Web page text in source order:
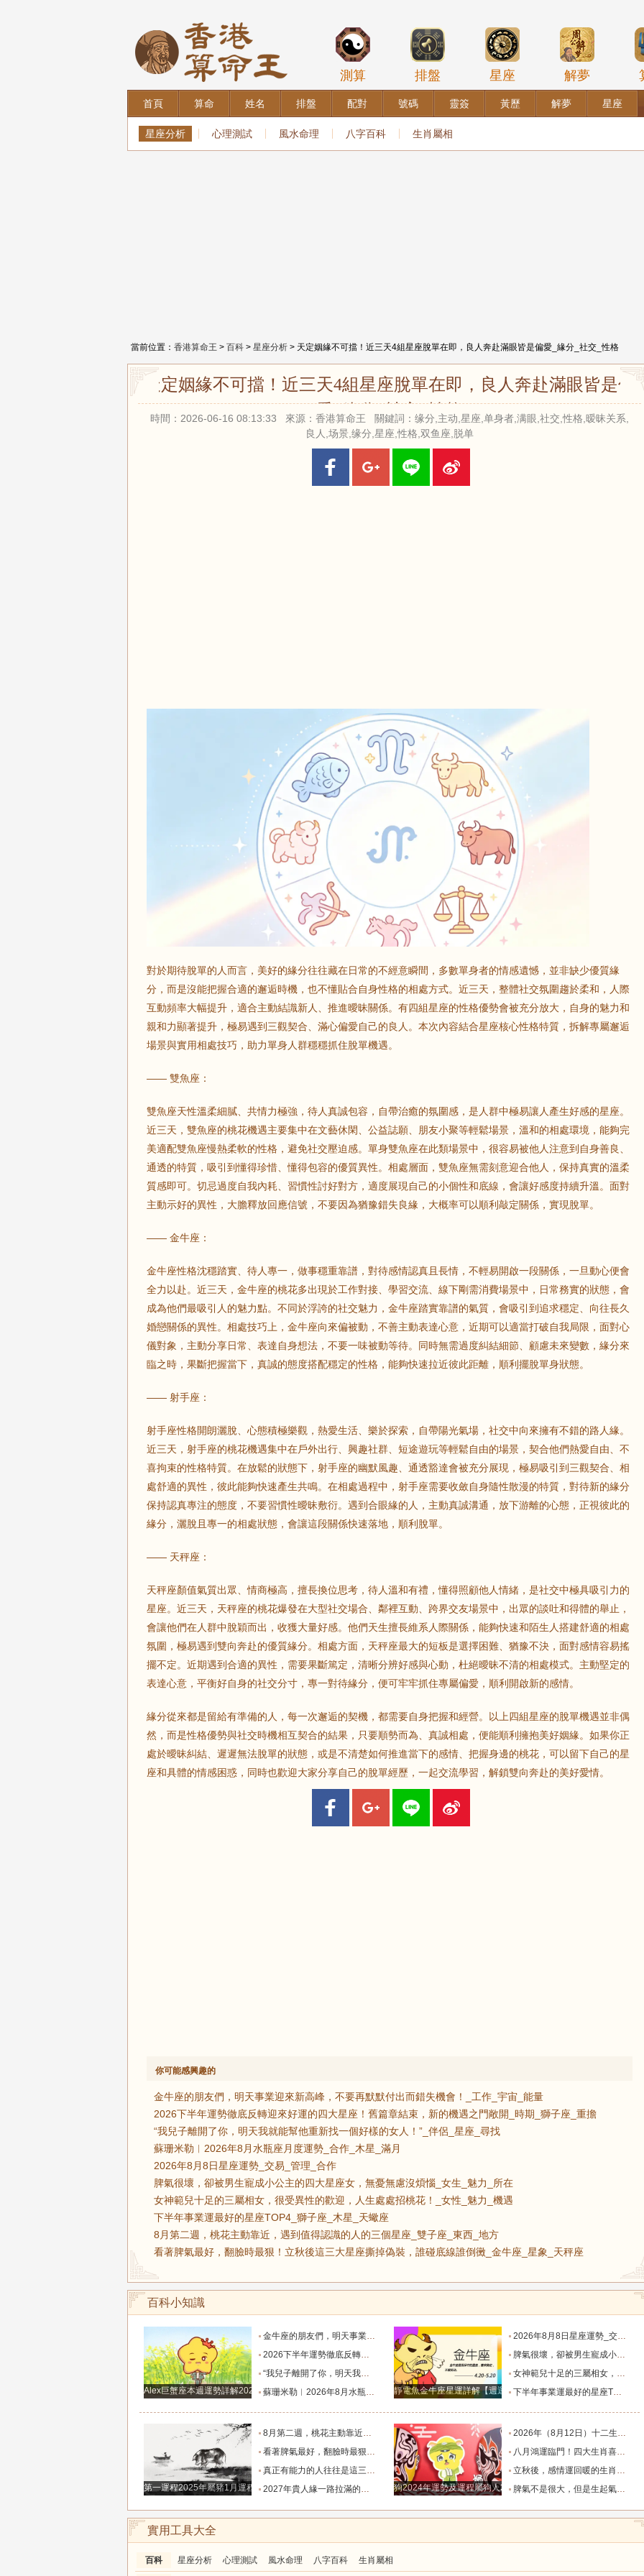
測算 排盤 星座 解夢
首頁 算命 姓名 排盤 配對 號碼 靈簽 黃歷 解夢 星座
星座分析 心理測試 風水命理 八字百科 生肖屬相
當前位置： 香港算命王 > 百科 > 星座分析 > 天定姻緣不可擋！近三天4組星座脫單在即，良人奔赴滿眼皆是偏愛_緣分_社交_性格
天定姻緣不可擋！近三天4組星座脫單在即，良人奔赴滿眼皆是偏
愛_緣分_社交_性格
時間：2026-06-16 08:13:33 來源：香港算命王 關鍵詞：缘分,主动,星座,单身者,满眼,社交,性格,暧昧关系,
良人,场景,缘分,星座,性格,双鱼座,脱单
對於期待脫單的人而言，美好的緣分往往藏在日常的不經意瞬間，多數單身者的情感遺憾，並非缺少優質緣
分，而是沒能把握合適的邂逅時機，也不懂貼合自身性格的相處方式。近三天，整體社交氛圍趨於柔和，人際
互動頻率大幅提升，適合主動結識新人、推進曖昧關係。有四組星座的性格優勢會被充分放大，自身的魅力和
親和力顯著提升，極易遇到三觀契合、滿心偏愛自己的良人。本次內容結合星座核心性格特質，拆解專屬邂逅
場景與實用相處技巧，助力單身人群穩穩抓住脫單機遇。
—— 雙魚座：
雙魚座天性溫柔細膩、共情力極強，待人真誠包容，自帶治癒的氛圍感，是人群中極易讓人產生好感的星座。
近三天，雙魚座的桃花機遇主要集中在文藝休閑、公益誌願、朋友小聚等輕鬆場景，溫和的相處環境，能夠完
美適配雙魚座慢熱柔軟的性格，避免社交壓迫感。單身雙魚座在此類場景中，很容易被他人注意到自身善良、
通透的特質，吸引到懂得珍惜、懂得包容的優質異性。相處層面，雙魚座無需刻意迎合他人，保持真實的溫柔
質感即可。切忌過度自我內耗、習慣性討好對方，適度展現自己的小個性和底線，會讓好感度持續升溫。面對
主動示好的異性，大膽釋放回應信號，不要因為猶豫錯失良緣，大概率可以順利敲定關係，實現脫單。
—— 金牛座：
金牛座性格沈穩踏實、待人專一，做事穩重靠譜，對待感情認真且長情，不輕易開啟一段關係，一旦動心便會
全力以赴。近三天，金牛座的桃花多出現於工作對接、學習交流、線下剛需消費場景中，日常務實的狀態，會
成為他們最吸引人的魅力點。不同於浮誇的社交魅力，金牛座踏實靠譜的氣質，會吸引到追求穩定、向往長久
婚戀關係的異性。相處技巧上，金牛座向來偏被動，不善主動表達心意，近期可以適當打破自我局限，面對心
儀對象，主動分享日常、表達自身想法，不要一味被動等待。同時無需過度糾結細節、顧慮未來變數，緣分來
臨之時，果斷把握當下，真誠的態度搭配穩定的性格，能夠快速拉近彼此距離，順利擺脫單身狀態。
—— 射手座：
射手座性格開朗灑脫、心態積極樂觀，熱愛生活、樂於探索，自帶陽光氣場，社交中向來擁有不錯的路人緣。
近三天，射手座的桃花機遇集中在戶外出行、興趣社群、短途遊玩等輕鬆自由的場景，契合他們熱愛自由、不
喜拘束的性格特質。在放鬆的狀態下，射手座的幽默風趣、通透豁達會被充分展現，極易吸引到三觀契合、相
處舒適的異性，彼此能夠快速產生共鳴。在相處過程中，射手座需要收斂自身隨性散漫的特質，對待新的緣分
保持認真專注的態度，不要習慣性曖昧敷衍。遇到合眼緣的人，主動真誠溝通，放下游離的心態，正視彼此的
緣分，灑脫且專一的相處狀態，會讓這段關係快速落地，順利脫單。
—— 天秤座：
天秤座顏值氣質出眾、情商極高，擅長換位思考，待人溫和有禮，懂得照顧他人情緒，是社交中極具吸引力的
星座。近三天，天秤座的桃花爆發在大型社交場合、鄰裡互動、跨界交友場景中，出眾的談吐和得體的舉止，
會讓他們在人群中脫穎而出，收獲大量好感。他們天生擅長維系人際關係，能夠快速和陌生人搭建舒適的相處
氛圍，極易遇到雙向奔赴的優質緣分。相處方面，天秤座最大的短板是選擇困難、猶豫不決，面對感情容易搖
擺不定。近期遇到合適的異性，需要果斷篤定，清晰分辨好感與心動，杜絕曖昧不清的相處模式。主動堅定的
表達心意，平衡好自身的社交分寸，專一對待緣分，便可牢牢抓住專屬偏愛，順利開啟新的感情。
緣分從來都是留給有準備的人，每一次邂逅的契機，都需要自身把握和經營。以上四組星座的脫單機遇並非偶
然，而是性格優勢與社交時機相互契合的結果，只要順勢而為、真誠相處，便能順利擁抱美好姻緣。如果你正
處於曖昧糾結、遲遲無法脫單的狀態，或是不清楚如何推進當下的感情、把握身邊的桃花，可以留下自己的星
座和具體的情感困惑，同時也歡迎大家分享自己的脫單經歷，一起交流學習，解鎖雙向奔赴的美好愛情。
你可能感興趣的
金牛座的朋友們，明天事業迎來新高峰，不要再默默付出而錯失機會！_工作_宇宙_能量
2026下半年運勢徹底反轉迎來好運的四大星座！舊篇章結束，新的機遇之門敞開_時期_獅子座_重擔
“我兒子離開了你，明天我就能幫他重新找一個好樣的女人！”_伴侶_星座_尋找
蘇珊米勒︱2026年8月水瓶座月度運勢_合作_木星_滿月
2026年8月8日星座運勢_交易_管理_合作
脾氣很壞，卻被男生寵成小公主的四大星座女，無憂無慮沒煩惱_女生_魅力_所在
女神範兒十足的三屬相女，很受異性的歡迎，人生處處招桃花！_女性_魅力_機遇
下半年事業運最好的星座TOP4_獅子座_木星_天蠍座
8月第二週，桃花主動靠近，遇到值得認識的人的三個星座_雙子座_東西_地方
看著脾氣最好，翻臉時最狠！立秋後這三大星座撕掉偽裝，誰碰底線誰倒黴_金牛座_星象_天秤座
百科小知識
Alex巨蟹座本週運勢詳解2024.12.23-12.29
金牛座的朋友們，明天事業迎來新高峰，不要再默默付出而錯失機會！_工作_宇宙_能量
2026下半年運勢徹底反轉迎來好運的四大星座！舊篇章結束，新的機遇之門敞開_時期_獅子座_重擔
“我兒子離開了你，明天我就能幫他重新找一個好樣的女人！”_伴侶_星座_尋找
蘇珊米勒︱2026年8月水瓶座月度運勢_合作_木星_滿月
靜電魚金牛座星運詳解【週運2024年12月9日-12月15日】
2026年8月8日星座運勢_交易_管理_合作
脾氣很壞，卻被男生寵成小公主的四大星座女，無憂無慮沒煩惱_女生_魅力_所在
女神範兒十足的三屬相女，很受異性的歡迎，人生處處招桃花！_女性_魅力_機遇
下半年事業運最好的星座TOP4_獅子座_木星_天蠍座
第一運程2025年屬豬1月運程解析
8月第二週，桃花主動靠近，遇到值得認識的人的三個星座_雙子座_東西_地方
看著脾氣最好，翻臉時最狠！立秋後這三大星座撕掉偽裝，誰碰底線誰倒黴_金牛座_星象_天秤座
真正有能力的人往往是這三個星座，既能獨立完成也懂得借助團隊_水瓶_協作_一個人
2027年貴人緣一路拉滿的三大生肖！處處有人幫扶，全年順風順水少坎坷_合作_人脈_事業
狗2024年運勢及運程屬狗人2024運勢好嗎
2026年（8月12日）十二生肖最棒運勢播報_龍的_財富_方面
八月鴻運臨門！四大生肖喜事紮堆來襲，下半年一路順風順水到底_避雷_要點_合作
立秋後，感情運回暖的生肖TOP3_單身_放平_申金
脾氣不是很大，但是生起氣來很難哄的五大星座女_女性_情緒_給予
實用工具大全
百科 星座分析 心理測試 風水命理 八字百科 生肖屬相
鼠 牛 虎